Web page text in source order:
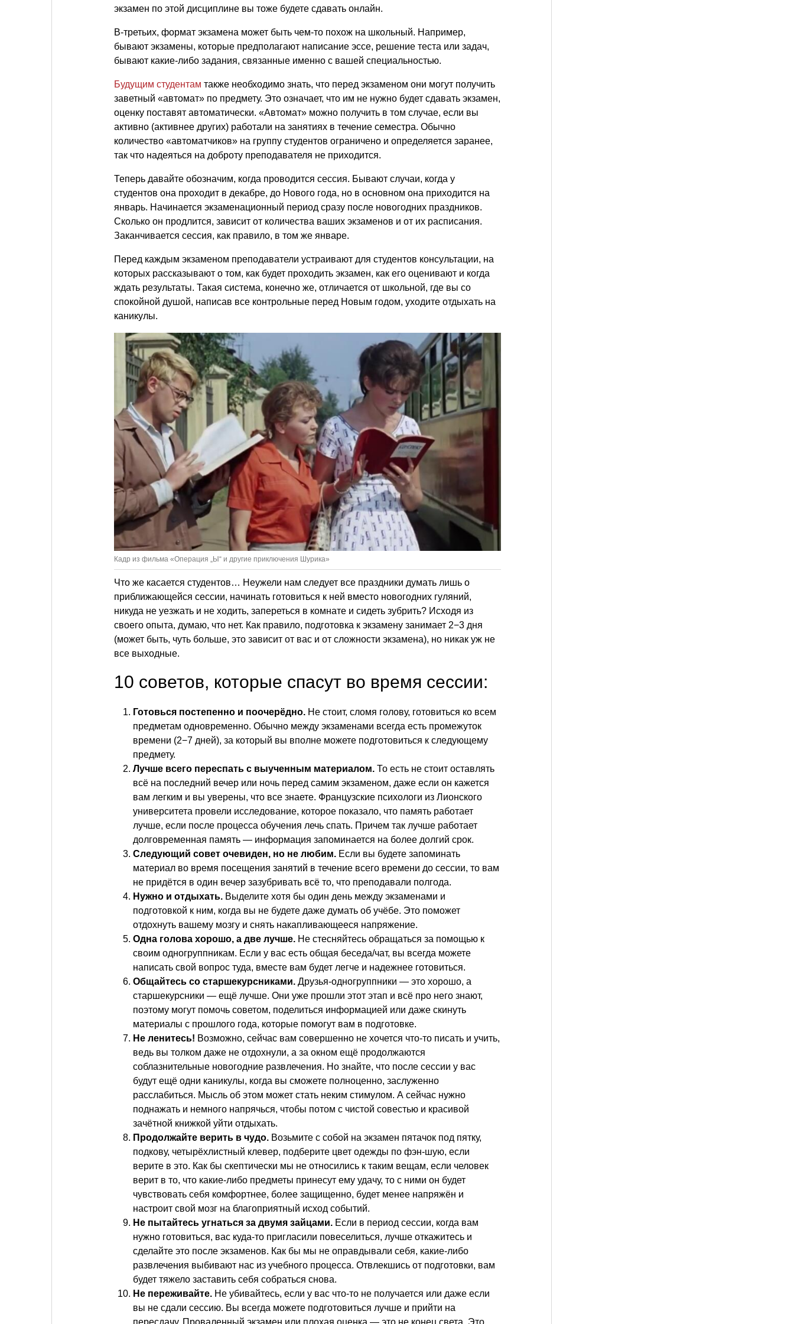
экзамен по этой дисциплине вы тоже будете сдавать онлайн.
В-третьих, формат экзамена может быть чем-то похож на школьный. Например,
бывают экзамены, которые предполагают написание эссе, решение теста или задач,
бывают какие-либо задания, связанные именно с вашей специальностью.
Будущим студентам также необходимо знать, что перед экзаменом они могут получить
заветный «автомат» по предмету. Это означает, что им не нужно будет сдавать экзамен,
оценку поставят автоматически. «Автомат» можно получить в том случае, если вы
активно (активнее других) работали на занятиях в течение семестра. Обычно
количество «автоматчиков» на группу студентов ограничено и определяется заранее,
так что надеяться на доброту преподавателя не приходится.
Теперь давайте обозначим, когда проводится сессия. Бывают случаи, когда у
студентов она проходит в декабре, до Нового года, но в основном она приходится на
январь. Начинается экзаменационный период сразу после новогодних праздников.
Сколько он продлится, зависит от количества ваших экзаменов и от их расписания.
Заканчивается сессия, как правило, в том же январе.
Перед каждым экзаменом преподаватели устраивают для студентов консультации, на
которых рассказывают о том, как будет проходить экзамен, как его оценивают и когда
ждать результаты. Такая система, конечно же, отличается от школьной, где вы со
спокойной душой, написав все контрольные перед Новым годом, уходите отдыхать на
каникулы.
Кадр из фильма «Операция „Ы“ и другие приключения Шурика»
Что же касается студентов… Неужели нам следует все праздники думать лишь о
приближающейся сессии, начинать готовиться к ней вместо новогодних гуляний,
никуда не уезжать и не ходить, запереться в комнате и сидеть зубрить? Исходя из
своего опыта, думаю, что нет. Как правило, подготовка к экзамену занимает 2−3 дня
(может быть, чуть больше, это зависит от вас и от сложности экзамена), но никак уж не
все выходные.
10 советов, которые спасут во время сессии:
Готовься постепенно и поочерёдно. Не стоит, сломя голову, готовиться ко всем
предметам одновременно. Обычно между экзаменами всегда есть промежуток
времени (2−7 дней), за который вы вполне можете подготовиться к следующему
предмету.
Лучше всего переспать с выученным материалом. То есть не стоит оставлять
всё на последний вечер или ночь перед самим экзаменом, даже если он кажется
вам легким и вы уверены, что все знаете. Французские психологи из Лионского
университета провели исследование, которое показало, что память работает
лучше, если после процесса обучения лечь спать. Причем так лучше работает
долговременная память — информация запоминается на более долгий срок.
Следующий совет очевиден, но не любим. Если вы будете запоминать
материал во время посещения занятий в течение всего времени до сессии, то вам
не придётся в один вечер зазубривать всё то, что преподавали полгода.
Нужно и отдыхать. Выделите хотя бы один день между экзаменами и
подготовкой к ним, когда вы не будете даже думать об учёбе. Это поможет
отдохнуть вашему мозгу и снять накапливающееся напряжение.
Одна голова хорошо, а две лучше. Не стесняйтесь обращаться за помощью к
своим одногруппникам. Если у вас есть общая беседа/чат, вы всегда можете
написать свой вопрос туда, вместе вам будет легче и надежнее готовиться.
Общайтесь со старшекурсниками. Друзья-одногруппники — это хорошо, а
старшекурсники — ещё лучше. Они уже прошли этот этап и всё про него знают,
поэтому могут помочь советом, поделиться информацией или даже скинуть
материалы с прошлого года, которые помогут вам в подготовке.
Не ленитесь! Возможно, сейчас вам совершенно не хочется что-то писать и учить,
ведь вы толком даже не отдохнули, а за окном ещё продолжаются
соблазнительные новогодние развлечения. Но знайте, что после сессии у вас
будут ещё одни каникулы, когда вы сможете полноценно, заслуженно
расслабиться. Мысль об этом может стать неким стимулом. А сейчас нужно
поднажать и немного напрячься, чтобы потом с чистой совестью и красивой
зачётной книжкой уйти отдыхать.
Продолжайте верить в чудо. Возьмите с собой на экзамен пятачок под пятку,
подкову, четырёхлистный клевер, подберите цвет одежды по фэн-шую, если
верите в это. Как бы скептически мы не относились к таким вещам, если человек
верит в то, что какие-либо предметы принесут ему удачу, то с ними он будет
чувствовать себя комфортнее, более защищенно, будет менее напряжён и
настроит свой мозг на благоприятный исход событий.
Не пытайтесь угнаться за двумя зайцами. Если в период сессии, когда вам
нужно готовиться, вас куда-то пригласили повеселиться, лучше откажитесь и
сделайте это после экзаменов. Как бы мы не оправдывали себя, какие-либо
развлечения выбивают нас из учебного процесса. Отвлекшись от подготовки, вам
будет тяжело заставить себя собраться снова.
Не переживайте. Не убивайтесь, если у вас что-то не получается или даже если
вы не сдали сессию. Вы всегда можете подготовиться лучше и прийти на
пересдачу. Проваленный экзамен или плохая оценка — это не конец света. Это